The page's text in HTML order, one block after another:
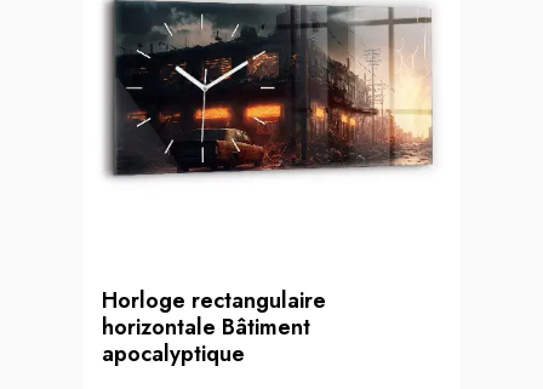
Horloge rectangulaire
horizontale Bâtiment
apocalyptique